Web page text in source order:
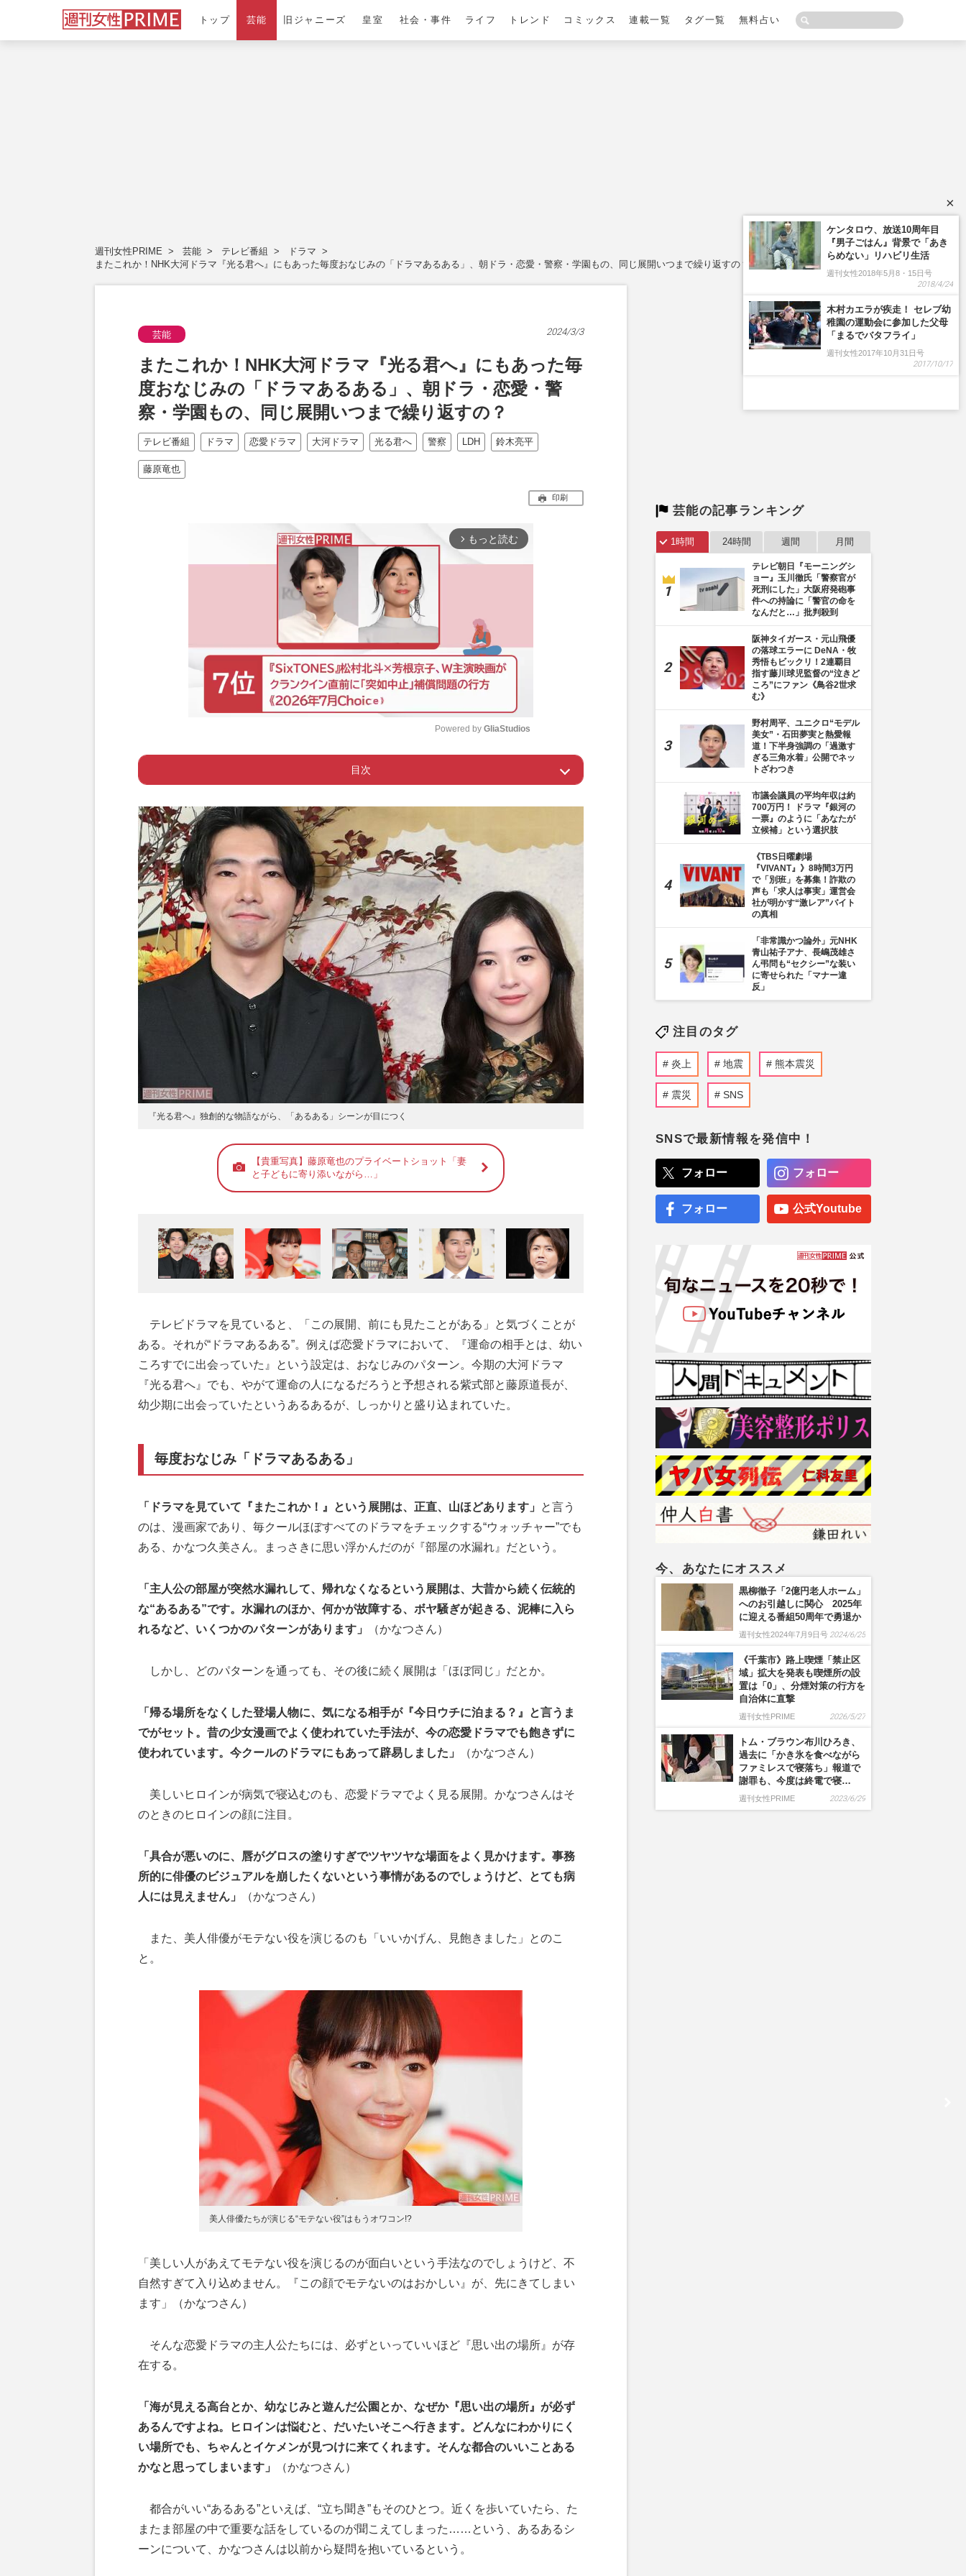
トップ 芸能 旧ジャニーズ 皇室 社会・事件 ライフ トレンド コミックス 連載一覧 タグ一覧 無料占い
週刊女性PRIME 芸能 テレビ番組
ドラマ
またこれか！NHK大河ドラマ『光る君へ』にもあった毎度おなじみの「ドラマあるある」、朝ドラ・恋愛・警察・学園もの、同じ展開いつまで繰り返すの？
芸能 2024/3/3
またこれか！NHK大河ドラマ『光る君へ』にもあった毎
度おなじみの「ドラマあるある」、朝ドラ・恋愛・警
察・学園もの、同じ展開いつまで繰り返すの？
テレビ番組 ドラマ 恋愛ドラマ 大河ドラマ 光る君へ 警察 LDH 鈴木亮平
藤原竜也
印刷
arrow_forward_ios もっと読む
t
Powered by GliaStudios
目次
Page 1 ー 毎度おなじみ「ドラマあるある」
Page 2 ー 日常的に事件をもみ消す警察上層部
Page 3 ー “不良”はいつも派手髪＆派手な服
Page 4 ー その他にもこんな意見が！
『光る君へ』独創的な物語ながら、「あるある」シーンが目につく
【貴重写真】藤原竜也のプライベートショット「妻
と子どもに寄り添いながら…」
テレビドラマを見ていると、「この展開、前にも見たことがある」と気づくことが
ある。それが“ドラマあるある”。例えば恋愛ドラマにおいて、『運命の相手とは、幼い
ころすでに出会っていた』という設定は、おなじみのパターン。今期の大河ドラマ
『光る君へ』でも、やがて運命の人になるだろうと予想される紫式部と藤原道長が、
幼少期に出会っていたというあるあるが、しっかりと盛り込まれていた。
毎度おなじみ「ドラマあるある」
「ドラマを見ていて『またこれか！』という展開は、正直、山ほどあります」
と言う
のは、漫画家であり、毎クールほぼすべてのドラマをチェックする“ウォッチャー”でも
ある、かなつ久美さん。まっさきに思い浮かんだのが『部屋の水漏れ』だという。
「主人公の部屋が突然水漏れして、帰れなくなるという展開は、大昔から続く伝統的
な“あるある”です。水漏れのほか、何かが故障する、ボヤ騒ぎが起きる、泥棒に入ら
れるなど、いくつかのパターンがあります」
（かなつさん）
しかし、どのパターンを通っても、その後に続く展開は「ほぼ同じ」だとか。
「帰る場所をなくした登場人物に、気になる相手が『今日ウチに泊まる？』と言うま
でがセット。昔の少女漫画でよく使われていた手法が、今の恋愛ドラマでも飽きずに
使われています。今クールのドラマにもあって辟易しました」
（かなつさん）
美しいヒロインが病気で寝込むのも、恋愛ドラマでよく見る展開。かなつさんはそ
のときのヒロインの顔に注目。
「具合が悪いのに、唇がグロスの塗りすぎでツヤツヤな場面をよく見かけます。事務
所的に俳優のビジュアルを崩したくないという事情があるのでしょうけど、とても病
人には見えません」
（かなつさん）
また、美人俳優がモテない役を演じるのも「いいかげん、見飽きました」とのこ
と。
美人俳優たちが演じる“モテない役”はもうオワコン!?
「美しい人があえてモテない役を演じるのが面白いという手法なのでしょうけど、不
自然すぎて入り込めません。『この顔でモテないのはおかしい』が、先にきてしまい
ます」（かなつさん）
そんな恋愛ドラマの主人公たちには、必ずといっていいほど『思い出の場所』が存
在する。
「海が見える高台とか、幼なじみと遊んだ公園とか、なぜか『思い出の場所』が必ず
あるんですよね。ヒロインは悩むと、だいたいそこへ行きます。どんなにわかりにく
い場所でも、ちゃんとイケメンが見つけに来てくれます。そんな都合のいいことある
かなと思ってしまいます」
（かなつさん）
都合がいい“あるある”といえば、“立ち聞き”もそのひとつ。近くを歩いていたら、た
またま部屋の中で重要な話をしているのが聞こえてしまった……という、あるあるシ
ーンについて、かなつさんは以前から疑問を抱いているという。
芸能の記事ランキング
1時間 24時間 週間 月間
テレビ朝日『モーニングシ
ョー』玉川徹氏「警察官が
死刑にした」大阪府発砲事
件への持論に「警官の命を
なんだと…」批判殺到
阪神タイガース・元山飛優
の落球エラーに DeNA・牧
秀悟もビックリ！2連覇目
指す藤川球児監督の“泣きど
ころ”にファン《鳥谷2世求
む》
野村周平、ユニクロ“モデル
美女”・石田夢実と熱愛報
道！下半身強調の「過激す
ぎる三角水着」公開でネッ
トざわつき
市議会議員の平均年収は約
700万円！ ドラマ『銀河の
一票』のように「あなたが
立候補」という選択肢
《TBS日曜劇場
『VIVANT』》8時間3万円
で「別班」を募集！詐欺の
声も「求人は事実」運営会
社が明かす“激レア”バイト
の真相
「非常識かつ論外」元NHK
青山祐子アナ、長嶋茂雄さ
ん弔問も“セクシー”な装い
に寄せられた「マナー違
反」
注目のタグ
炎上 地震 熊本震災
震災 SNS
SNSで最新情報を発信中！
フォロー フォロー
フォロー 公式Youtube
今、あなたにオススメ
黒柳徹子「2億円老人ホーム」
へのお引越しに関心 2025年
に迎える番組50周年で勇退か
週刊女性2024年7月9日号 2024/6/25
《千葉市》路上喫煙「禁止区
域」拡大を発表も喫煙所の設
置は「0」、分煙対策の行方を
自治体に直撃
週刊女性PRIME 2026/5/27
トム・ブラウン布川ひろき、
過去に「かき氷を食べながら
ファミレスで寝落ち」報道で
謝罪も、今度は終電で寝…
週刊女性PRIME 2023/6/29
×
ケンタロウ、放送10周年目
『男子ごはん』背景で「あき
らめない」リハビリ生活
週刊女性2018年5月8・15日号
2018/4/24
木村カエラが疾走！ セレブ幼
稚園の運動会に参加した父母
「まるでバタフライ」
週刊女性2017年10月31日号
2017/10/17